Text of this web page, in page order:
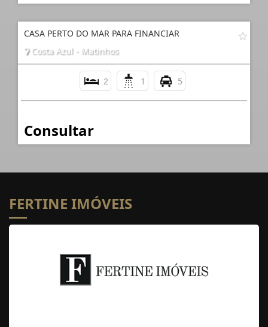
CASA PERTO DO MAR PARA FINANCIAR
Costa Azul - Matinhos
2 1 5
Consultar
FERTINE IMÓVEIS